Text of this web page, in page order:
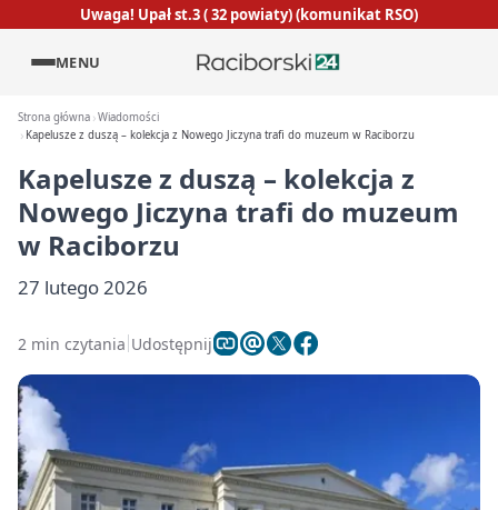
Uwaga! Upał st.3 ( 32 powiaty) (komunikat RSO)
MENU
Strona główna Wiadomości
Kapelusze z duszą – kolekcja z Nowego Jiczyna trafi do muzeum w Raciborzu
Kapelusze z duszą – kolekcja z
Nowego Jiczyna trafi do muzeum
w Raciborzu
27 lutego 2026
2 min czytania Udostępnij